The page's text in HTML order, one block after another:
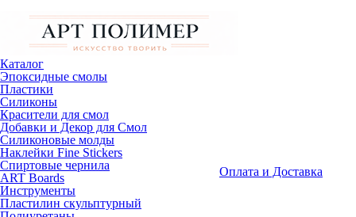
Каталог
Эпоксидные смолы
Пластики
Силиконы
Красители для смол
Добавки и Декор для Смол
Силиконовые молды
Наклейки Fine Stickers
Спиртовые чернила
ART Boards
Инструменты
Пластилин скульптурный
Оплата и Доставка